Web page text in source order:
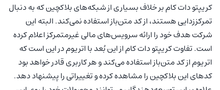
کریپتو دات کام بر خلاف بسیاری از شبکه‌های بلاکچین که به دنبال
تمرکززدایی هستند، از کد متن‌باز استفاده نمی‌کند. البته این
شرکت هدف خود را ارائه سرویس‌های مالی غیرمتمرکز اعلام کرده
است. تفاوت کریپتو دات کام از این بُعد با اتریوم در این است که
اتریوم از کد متن‌باز استفاده می‌کند و هر کاربری قادر خواهد بود
کدهای این بلاکچین را مشاهده کرده و تغییراتی را پیشنهاد دهد.